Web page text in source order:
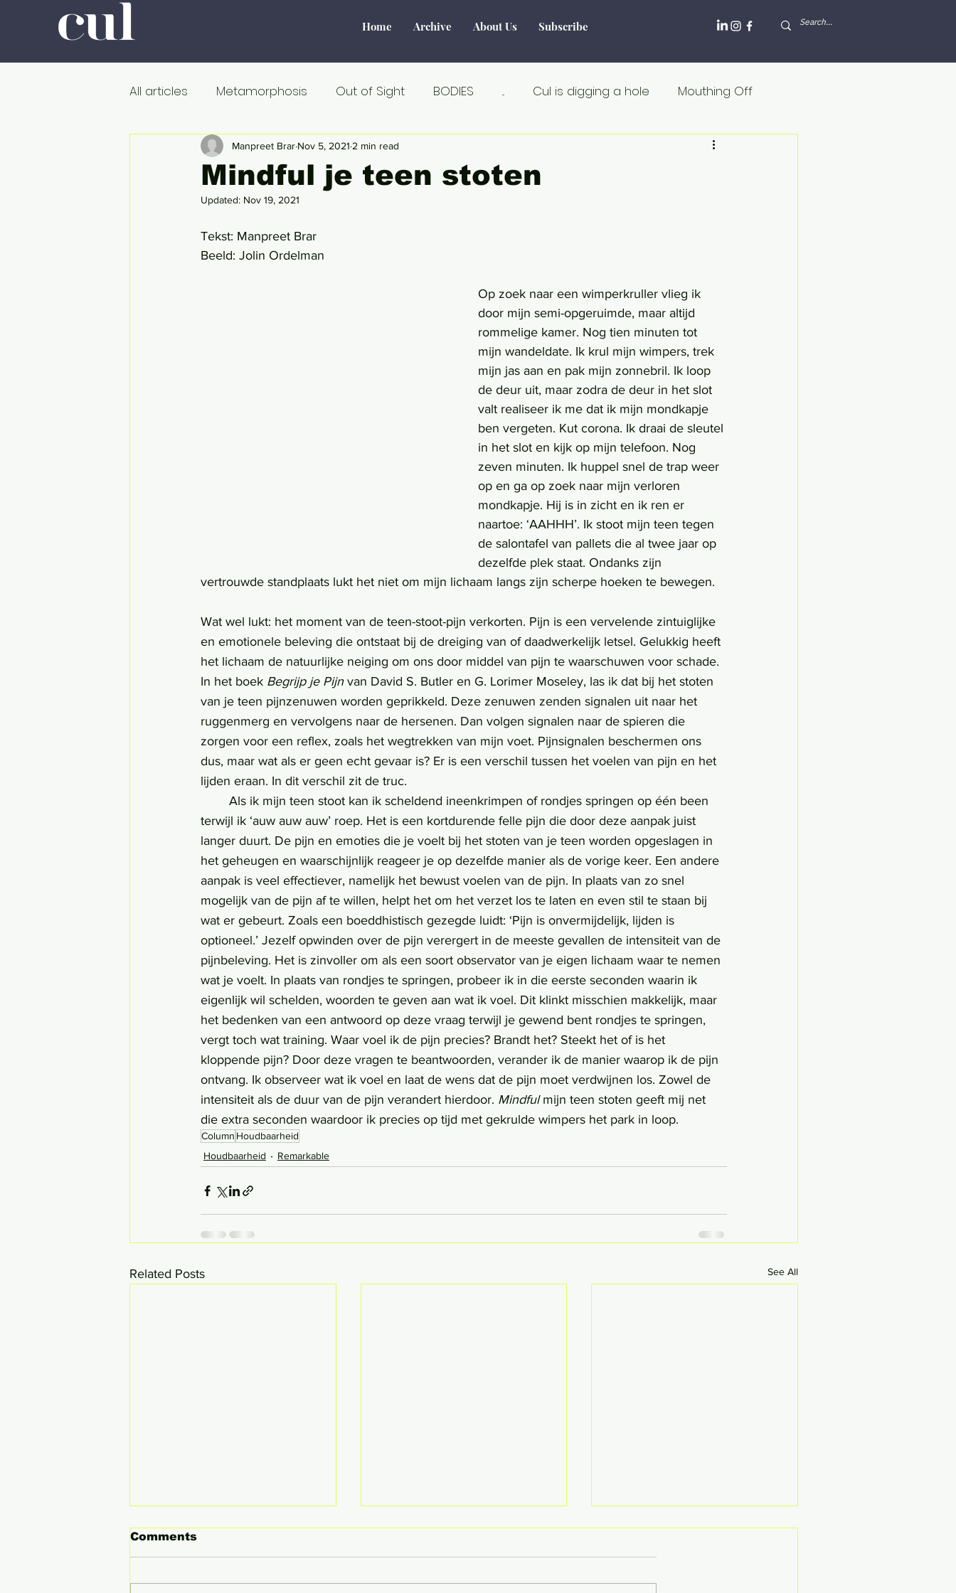
Home Archive About Us Subscribe
All articles Metamorphosis Out of Sight BODIES ... Cul is digging a hole Mouthing Off
Romanticism Tourism Flesh and blood
Professors at Work Politiek
De dood Metamorfose
Dicht bij huis
Mindful je teen stoten
Manpreet Brar Nov 5, 2021 2 min read
Updated: Nov 19, 2021
Tekst: Manpreet Brar
Beeld: Jolin Ordelman
Op zoek naar een wimperkruller vlieg ik
door mijn semi-opgeruimde, maar altijd
rommelige kamer. Nog tien minuten tot
mijn wandeldate. Ik krul mijn wimpers, trek
mijn jas aan en pak mijn zonnebril. Ik loop
de deur uit, maar zodra de deur in het slot
valt realiseer ik me dat ik mijn mondkapje
ben vergeten. Kut corona. Ik draai de sleutel
in het slot en kijk op mijn telefoon. Nog
zeven minuten. Ik huppel snel de trap weer
op en ga op zoek naar mijn verloren
mondkapje. Hij is in zicht en ik ren er
naartoe: ‘AAHHH’. Ik stoot mijn teen tegen
de salontafel van pallets die al twee jaar op
dezelfde plek staat. Ondanks zijn
vertrouwde standplaats lukt het niet om mijn lichaam langs zijn scherpe hoeken te bewegen.
Wat wel lukt: het moment van de teen-stoot-pijn verkorten. Pijn is een vervelende zintuiglijke
en emotionele beleving die ontstaat bij de dreiging van of daadwerkelijk letsel. Gelukkig heeft
het lichaam de natuurlijke neiging om ons door middel van pijn te waarschuwen voor schade.
In het boek Begrijp je Pijn van David S. Butler en G. Lorimer Moseley, las ik dat bij het stoten
van je teen pijnzenuwen worden geprikkeld. Deze zenuwen zenden signalen uit naar het
ruggenmerg en vervolgens naar de hersenen. Dan volgen signalen naar de spieren die
zorgen voor een reflex, zoals het wegtrekken van mijn voet. Pijnsignalen beschermen ons
dus, maar wat als er geen echt gevaar is? Er is een verschil tussen het voelen van pijn en het
lijden eraan. In dit verschil zit de truc.
terwijl ik ‘auw auw auw’ roep. Het is een kortdurende felle pijn die door deze aanpak juist
langer duurt. De pijn en emoties die je voelt bij het stoten van je teen worden opgeslagen in
het geheugen en waarschijnlijk reageer je op dezelfde manier als de vorige keer. Een andere
aanpak is veel effectiever, namelijk het bewust voelen van de pijn. In plaats van zo snel
mogelijk van de pijn af te willen, helpt het om het verzet los te laten en even stil te staan bij
wat er gebeurt. Zoals een boeddhistisch gezegde luidt: ‘Pijn is onvermijdelijk, lijden is
optioneel.’ Jezelf opwinden over de pijn verergert in de meeste gevallen de intensiteit van de
pijnbeleving. Het is zinvoller om als een soort observator van je eigen lichaam waar te nemen
wat je voelt. In plaats van rondjes te springen, probeer ik in die eerste seconden waarin ik
eigenlijk wil schelden, woorden te geven aan wat ik voel. Dit klinkt misschien makkelijk, maar
het bedenken van een antwoord op deze vraag terwijl je gewend bent rondjes te springen,
vergt toch wat training. Waar voel ik de pijn precies? Brandt het? Steekt het of is het
kloppende pijn? Door deze vragen te beantwoorden, verander ik de manier waarop ik de pijn
ontvang. Ik observeer wat ik voel en laat de wens dat de pijn moet verdwijnen los. Zowel de
intensiteit als de duur van de pijn verandert hierdoor. Mindful mijn teen stoten geeft mij net
die extra seconden waardoor ik precies op tijd met gekrulde wimpers het park in loop.
Column Houdbaarheid
Houdbaarheid
Remarkable
Related Posts See All
Comments